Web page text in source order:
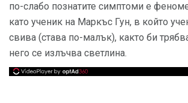
по-слабо познатите симптоми е
като ученик на Маркъс Гун, в който
свива (става по-малък), както би
него се излъчва светлина.